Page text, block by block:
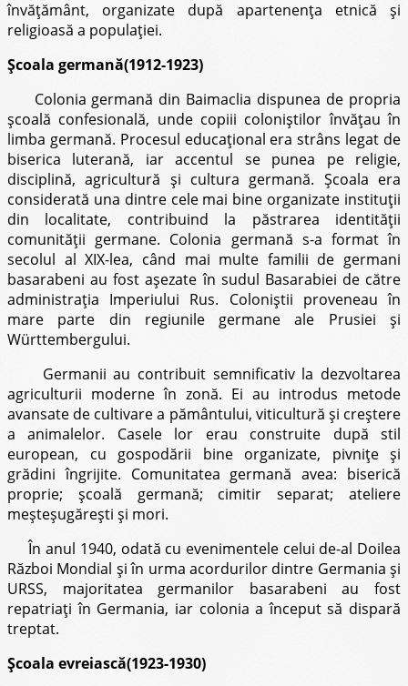
învăţământ, organizate după apartenenţa etnică şi
religioasă a populaţiei.
Şcoala germană(1912-1923)
Colonia germană din Baimaclia dispunea de propria
şcoală confesională, unde copiii coloniştilor învăţau în
limba germană. Procesul educaţional era strâns legat de
biserica luterană, iar accentul se punea pe religie,
disciplină, agricultură şi cultura germană. Şcoala era
considerată una dintre cele mai bine organizate instituţii
din localitate, contribuind la păstrarea identităţii
comunităţii germane. Colonia germană s-a format în
secolul al XIX-lea, când mai multe familii de germani
basarabeni au fost aşezate în sudul Basarabiei de către
administraţia Imperiului Rus. Coloniştii proveneau în
mare parte din regiunile germane ale Prusiei şi
Württembergului.
Germanii au contribuit semnificativ la dezvoltarea
agriculturii moderne în zonă. Ei au introdus metode
avansate de cultivare a pământului, viticultură şi creştere
a animalelor. Casele lor erau construite după stil
european, cu gospodării bine organizate, pivniţe şi
grădini îngrijite. Comunitatea germană avea: biserică
proprie; şcoală germană; cimitir separat; ateliere
meşteşugăreşti şi mori.
În anul 1940, odată cu evenimentele celui de-al Doilea
Război Mondial şi în urma acordurilor dintre Germania şi
URSS, majoritatea germanilor basarabeni au fost
repatriaţi în Germania, iar colonia a început să dispară
treptat.
Şcoala evreiască(1923-1930)